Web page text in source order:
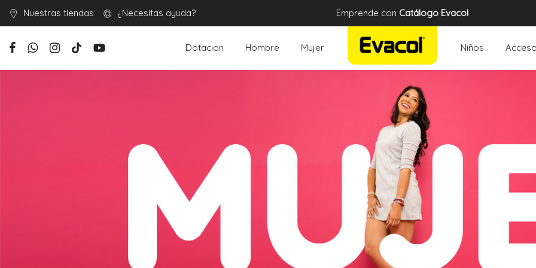
Nuestras tiendas ¿Necesitas ayuda? Emprende con Catálogo Evacol
Dotacion Hombre Mujer Niños